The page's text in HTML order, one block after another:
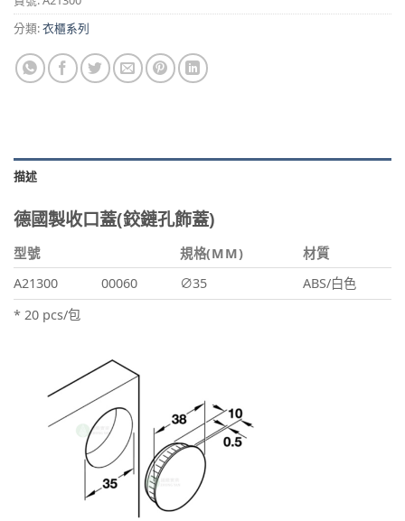
分類:衣櫃系列
描述
德國製收口蓋(鉸鏈孔飾蓋)
型號 規格(MM)
材質
A21300
00060 ∅35
ABS/白色
* 20 pcs/包